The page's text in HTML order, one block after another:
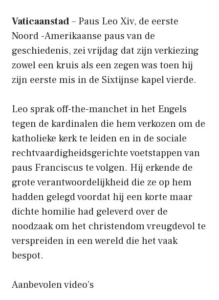
Vaticaanstad– Paus Leo Xiv, de eerste
Noord -Amerikaanse paus van de
geschiedenis, zei vrijdag dat zijn verkiezing
zowel een kruis als een zegen was toen hij
zijn eerste mis in de Sixtijnse kapel vierde.
Leo sprak off-the-manchet in het Engels
tegen de kardinalen die hem verkozen om de
katholieke kerk te leiden en in de sociale
rechtvaardigheidsgerichte voetstappen van
paus Franciscus te volgen. Hij erkende de
grote verantwoordelijkheid die ze op hem
hadden gelegd voordat hij een korte maar
dichte homilie had geleverd over de
noodzaak om het christendom vreugdevol te
verspreiden in een wereld die het vaak
bespot.
Aanbevolen video’s